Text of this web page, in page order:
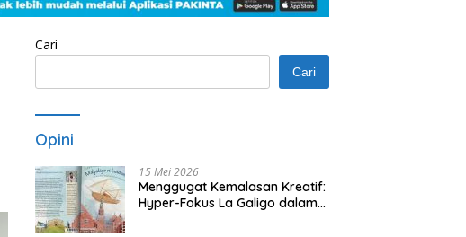
Cari
Cari
Opini
15 Mei 2026
Menggugat Kemalasan Kreatif:
Hyper-Fokus La Galigo dalam